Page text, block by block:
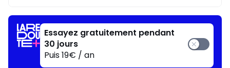
Essayez gratuitement pendant
30 jours
Puis 19€ / an